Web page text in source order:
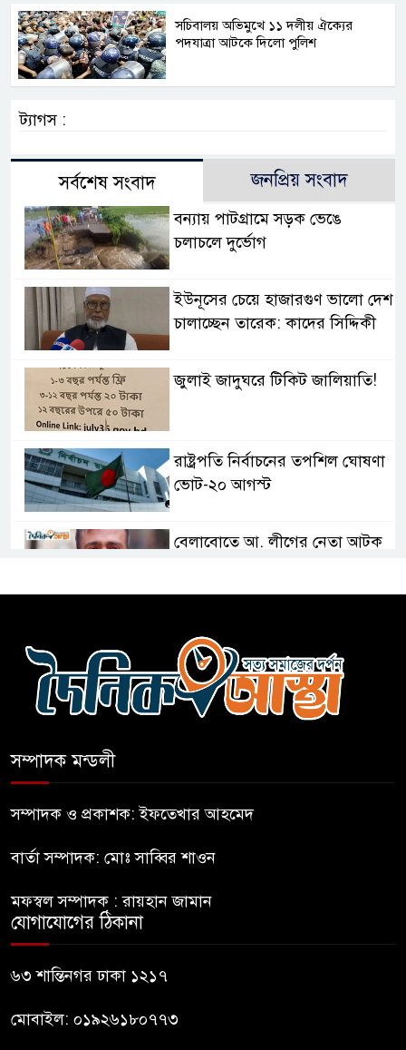
সচিবালয় অভিমুখে ১১ দলীয় ঐক্যের
পদযাত্রা আটকে দিলো পুলিশ
ট্যাগস :
সর্বশেষ সংবাদ জনপ্রিয় সংবাদ
বন্যায় পাটগ্রামে সড়ক ভেঙে
চলাচলে দুর্ভোগ
ইউনূসের চেয়ে হাজারগুণ ভালো দেশ
চালাচ্ছেন তারেক: কাদের সিদ্দিকী
জুলাই জাদুঘরে টিকিট জালিয়াতি!
রাষ্ট্রপতি নির্বাচনের তপশিল ঘোষণা
ভোট-২০ আগস্ট
বেলাবোতে আ. লীগের নেতা আটক
ছাড়লেন ১১ দলের নেতারা
এআই বক্তব্য দিয়েছে শেখ হাসিনা
ঐক্যের পদযাত্রা আটকে দিলো
সুযোগ দেওয়ায় ঢাকার ক্ষোভ
সম্পাদক মন্ডলী
সম্পাদক ও প্রকাশক: ইফতেখার আহমেদ
বার্তা সম্পাদক: মোঃ সাব্বির শাওন
মফস্বল সম্পাদক : রায়হান জামান
যোগাযোগের ঠিকানা
৬৩ শান্তিনগর ঢাকা ১২১৭
মোবাইল: ০১৯২৬১৮০৭৭৩